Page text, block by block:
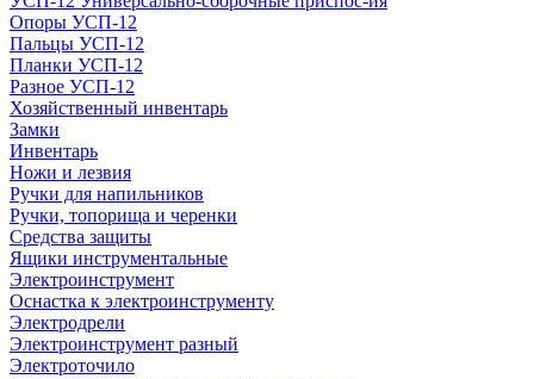
Опоры УСП-12
Пальцы УСП-12
Планки УСП-12
Разное УСП-12
Хозяйственный инвентарь
Замки
Инвентарь
Ножи и лезвия
Ручки для напильников
Ручки, топорища и черенки
Средства защиты
Ящики инструментальные
Электроинструмент
Оснастка к электроинструменту
Электродрели
Электроинструмент разный
Электроточило